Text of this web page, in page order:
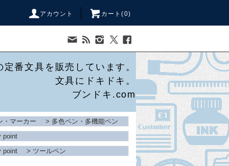
アカウント カート(0)
番文具を販売しています。
文具にドキドキ。
ブンドキ.com
・マーカー > 多色ペン・多機能ペン
point
point
> ツールペン